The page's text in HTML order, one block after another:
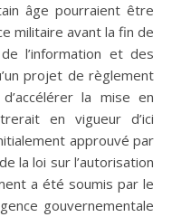
âge pourraient être
militaire avant la fin de
l’information et des
projet de règlement
la mise en
en vigueur d’ici
approuvé par
la loi sur l’autorisation
a été soumis par le
gouvernementale